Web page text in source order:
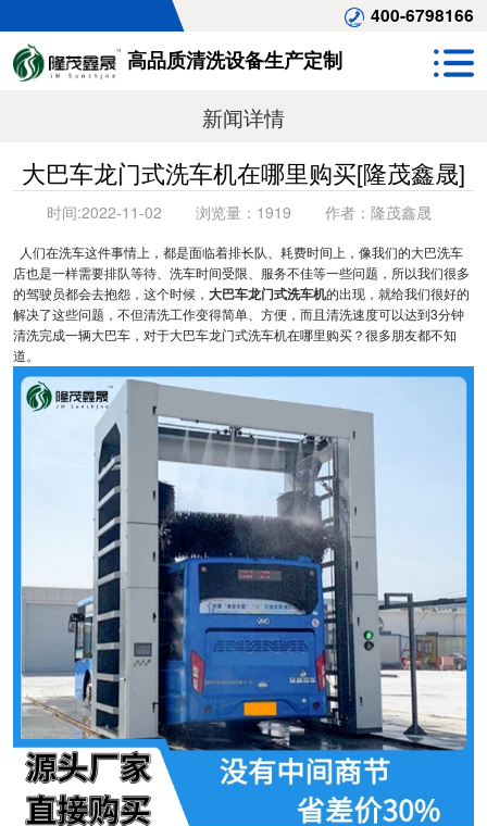
400-6798166
高品质清洗设备生产定制
新闻详情
大巴车龙门式洗车机在哪里购买[隆茂鑫晟]
时间:2022-11-02 浏览量： 1919 作者： 隆茂鑫晟
人们在洗车这件事情上，都是面临着排长队、耗费时间上，像我们的大巴洗车
店也是一样需要排队等待、洗车时间受限、服务不佳等一些问题，所以我们很多
的驾驶员都会去抱怨，这个时候， 大巴车龙门式洗车机的出现，就给我们很好的
解决了这些问题，不但清洗工作变得简单、方便，而且清洗速度可以达到3分钟
清洗完成一辆大巴车，对于大巴车龙门式洗车机在哪里购买？很多朋友都不知
道。